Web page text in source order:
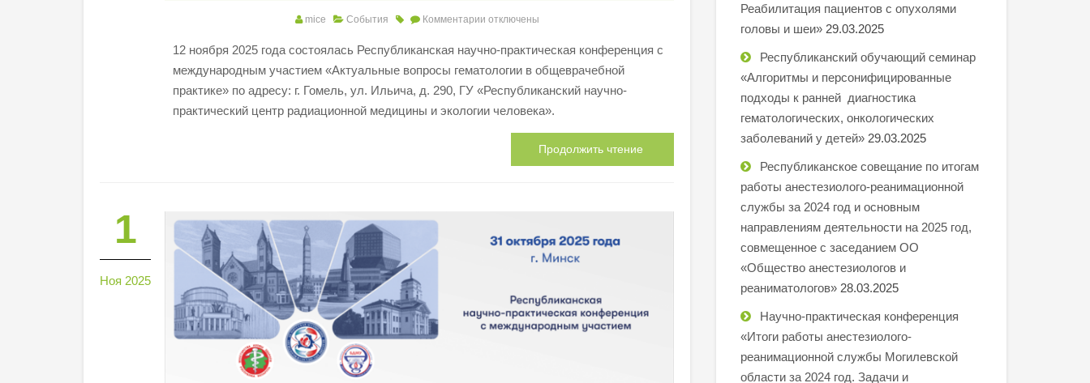
mice События Комментарии отключены
12 ноября 2025 года состоялась Республиканская научно-практическая конференция с
международным участием «Актуальные вопросы гематологии в общеврачебной
практике» по адресу: г. Гомель, ул. Ильича, д. 290, ГУ «Республиканский научно-
практический центр радиационной медицины и экологии человека».
Продолжить чтение
1
Ноя 2025
Реабилитация пациентов с опухолями
головы и шеи» 29.03.2025
Республиканский обучающий семинар
«Алгоритмы и персонифицированные
подходы к ранней диагностика
гематологических, онкологических
заболеваний у детей» 29.03.2025
Республиканское совещание по итогам
работы анестезиолого-реанимационной
службы за 2024 год и основным
направлениям деятельности на 2025 год,
совмещенное с заседанием ОО
«Общество анестезиологов и
реаниматологов» 28.03.2025
Научно-практическая конференция
«Итоги работы анестезиолого-
реанимационной службы Могилевской
области за 2024 год. Задачи и